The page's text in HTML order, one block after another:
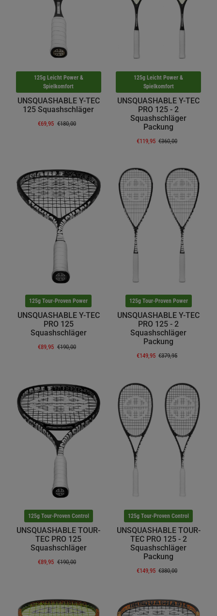
125g Leicht Power &
Spielkomfort
UNSQUASHABLE Y-TEC
125 Squashschläger
€69,95 €180,00
125g Leicht Power &
Spielkomfort
UNSQUASHABLE Y-TEC
PRO 125 - 2
Squashschläger
Packung
€119,95 €360,00
125g Tour-Proven Power
UNSQUASHABLE Y-TEC
PRO 125
Squashschläger
€89,95 €190,00
125g Tour-Proven Power
UNSQUASHABLE Y-TEC
PRO 125 - 2
Squashschläger
Packung
€149,95 €379,95
125g Tour-Proven Control
UNSQUASHABLE TOUR-
TEC PRO 125
Squashschläger
€89,95 €190,00
125g Tour-Proven Control
UNSQUASHABLE TOUR-
TEC PRO 125 - 2
Squashschläger
Packung
€149,95 €380,00